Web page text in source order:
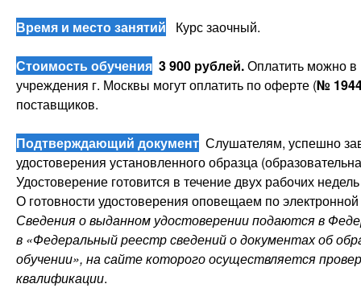
Время и место занятий Курс заочный.
Стоимость обучения 3 900 рублей.Оплатить можно в
учреждения г. Москвы могут оплатить по оферте (№
поставщиков.
Подтверждающий документ Слушателям, успешно
удостоверения установленного образца
Удостоверение готовится в течение двух рабочих
О готовности удостоверения оповещаем по электронной
Сведения о выданном удостоверении подаются в
в «Федеральный реестр сведений о документах об
обучении», на сайте которого осуществляется
квалификации.